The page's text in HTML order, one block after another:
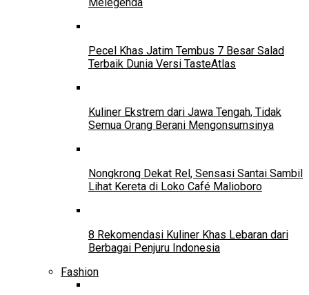
Pecel Khas Jatim Tembus 7 Besar Salad
Terbaik Dunia Versi TasteAtlas
Kuliner Ekstrem dari Jawa Tengah, Tidak
Semua Orang Berani Mengonsumsinya
Nongkrong Dekat Rel, Sensasi Santai Sambil
Lihat Kereta di Loko Café Malioboro
8 Rekomendasi Kuliner Khas Lebaran dari
Berbagai Penjuru Indonesia
Fashion